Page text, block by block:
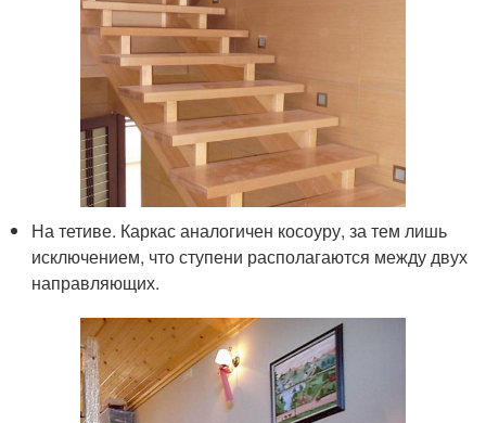
На тетиве. Каркас аналогичен косоуру, за тем лишь
исключением, что ступени располагаются между двух
направляющих.